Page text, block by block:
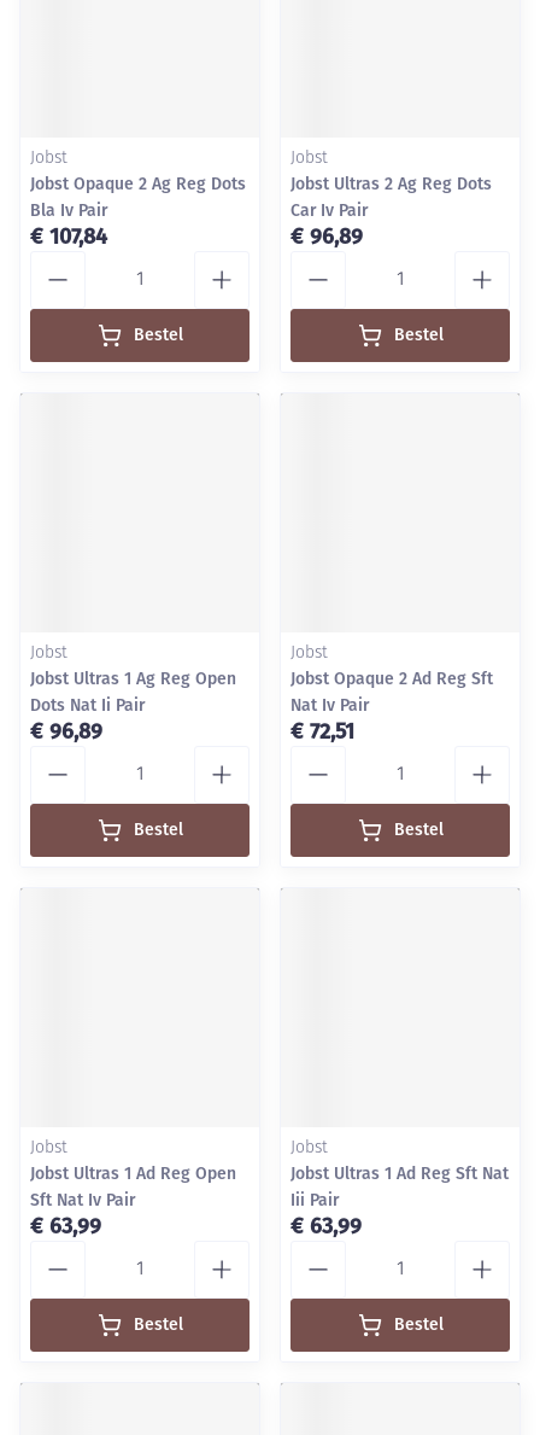
Jobst
Jobst Opaque 2 Ag Reg Dots
Bla Iv Pair
€ 107,84
Bestel
Jobst
Jobst Ultras 2 Ag Reg Dots
Car Iv Pair
€ 96,89
Bestel
Jobst
Jobst Ultras 1 Ag Reg Open
Dots Nat Ii Pair
€ 96,89
Bestel
Jobst
Jobst Opaque 2 Ad Reg Sft
Nat Iv Pair
€ 72,51
Bestel
Jobst
Jobst Ultras 1 Ad Reg Open
Sft Nat Iv Pair
€ 63,99
Bestel
Jobst
Jobst Ultras 1 Ad Reg Sft Nat
Iii Pair
€ 63,99
Bestel